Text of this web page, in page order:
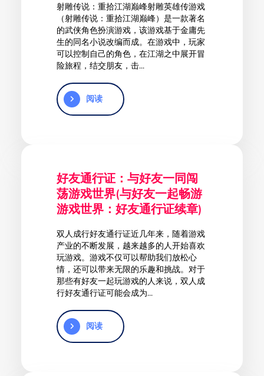
射雕传说：重拾江湖巅峰射雕英雄传游戏
（射雕传说：重拾江湖巅峰）是一款著名
的武侠角色扮演游戏，该游戏基于金庸先
生的同名小说改编而成。在游戏中，玩家
可以控制自己的角色，在江湖之中展开冒
险旅程，结交朋友，击...
阅读
好友通行证：与好友一同闯
荡游戏世界(与好友一起畅游
游戏世界：好友通行证续章)
双人成行好友通行证近几年来，随着游戏
产业的不断发展，越来越多的人开始喜欢
玩游戏。游戏不仅可以帮助我们放松心
情，还可以带来无限的乐趣和挑战。对于
那些有好友一起玩游戏的人来说，双人成
行好友通行证可能会成为...
阅读